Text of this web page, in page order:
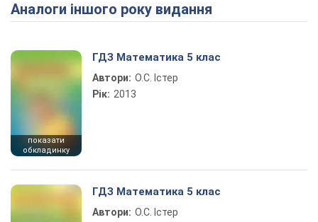
Play Video
Аналоги іншого року видання
показати
обкладинку
ГДЗ Математика 5 клас
Автори: О.С. Істер
Рік: 2013
ГДЗ Математика 5 клас
Автори: О.С. Істер